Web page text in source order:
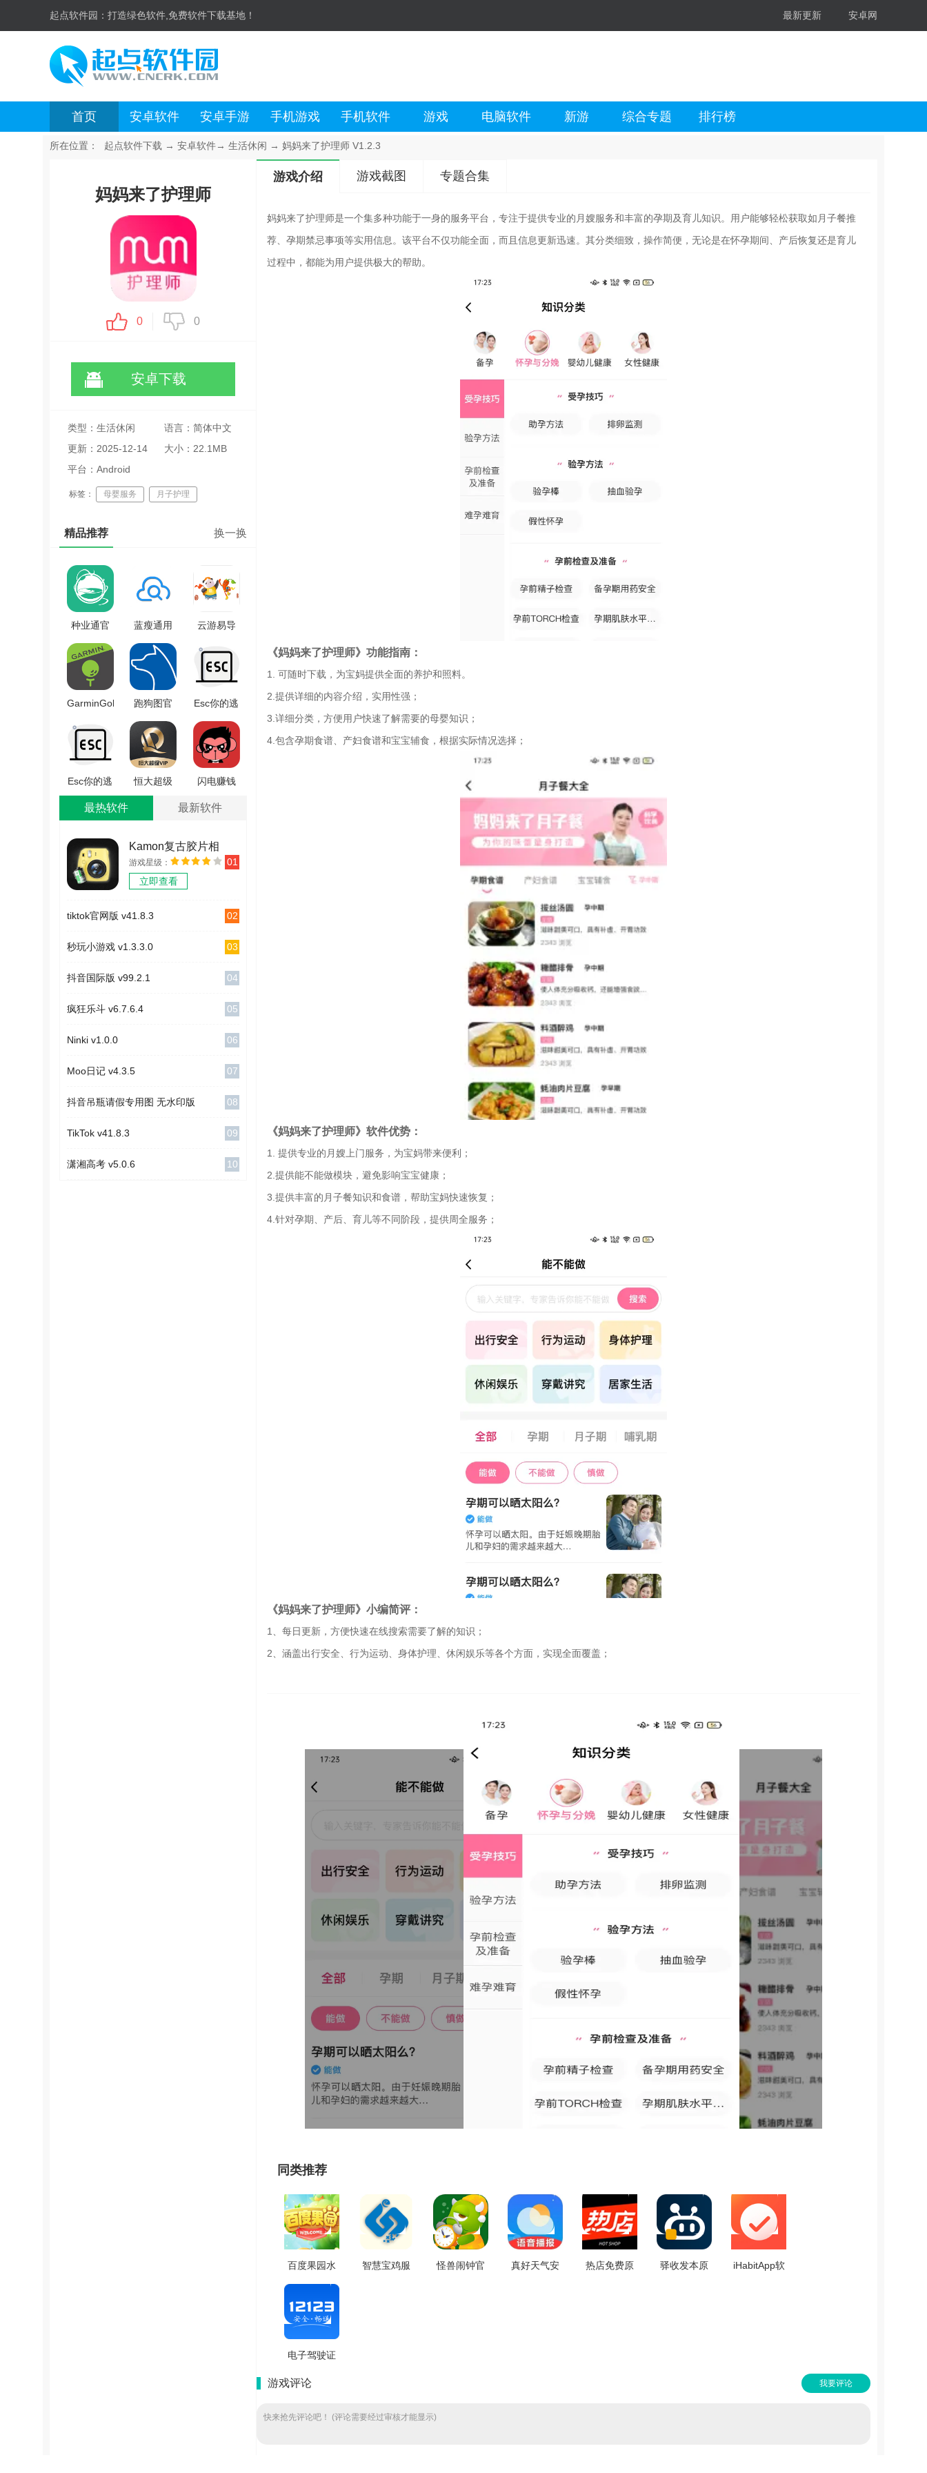
起点软件园： 打造绿色软件,免费软件下载基地！ 最新更新 安卓网
首页 安卓软件 安卓手游 手机游戏 手机软件 游戏 电脑软件 新游 综合专题 排行榜
所在位置： 起点软件下载 → 安卓软件→ 生活休闲 → 妈妈来了护理师 V1.2.3
妈妈来了护理师
0 0
安卓下载
类型：生活休闲
语言：简体中文
更新：2025-12-14
11:32:22
大小：22.1MB
平台：Android
标签： 母婴服务 月子护理
精品推荐 换一换
种业通官
方版
V2.1.2
蓝瘦通用
版 V1.0.0
云游易导
v1.0
GarminGolf
版 v3.4.1
跑狗图官
方版
V1.2.5
Esc你的逃
跑神器vivo
版 V1.3
Esc你的逃
跑神器最
新版 v1.3
恒大超级
VIP直装版
闪电赚钱
最热软件 最新软件
Kamon复古胶片相
机 v2.2.2
游戏星级：
立即查看
01
tiktok官网版 v41.8.3 02
秒玩小游戏 v1.3.3.0 03
抖音国际版 v99.2.1 04
疯狂乐斗 v6.7.6.4 05
Ninki v1.0.0 06
Moo日记 v4.3.5 07
抖音吊瓶请假专用图 无水印版 08
TikTok v41.8.3 09
潇湘高考 v5.0.6 10
游戏介绍 游戏截图 专题合集
妈妈来了护理师是一个集多种功能于一身的服务平台，专注于提供专业的月嫂服务和丰富的孕期及育儿知识。用户能够轻松获取如月子餐推
荐、孕期禁忌事项等实用信息。该平台不仅功能全面，而且信息更新迅速。其分类细致，操作简便，无论是在怀孕期间、产后恢复还是育儿
过程中，都能为用户提供极大的帮助。
《妈妈来了护理师》功能指南：
1. 可随时下载，为宝妈提供全面的养护和照料。
2.提供详细的内容介绍，实用性强；
3.详细分类，方便用户快速了解需要的母婴知识；
4.包含孕期食谱、产妇食谱和宝宝辅食，根据实际情况选择；
《妈妈来了护理师》软件优势：
1. 提供专业的月嫂上门服务，为宝妈带来便利；
2.提供能不能做模块，避免影响宝宝健康；
3.提供丰富的月子餐知识和食谱，帮助宝妈快速恢复；
4.针对孕期、产后、育儿等不同阶段，提供周全服务；
《妈妈来了护理师》小编简评：
1、每日更新，方便快速在线搜索需要了解的知识；
2、涵盖出行安全、行为运动、身体护理、休闲娱乐等各个方面，实现全面覆盖；
同类推荐
百度果园水
果软件最新
免费版
V13.5.0.10
智慧宝鸡服
怪兽闹钟官
真好天气安
热店免费原
驿收发本原
iHabitApp软
电子驾驶证
V2.7.4
游戏评论 我要评论
快来抢先评论吧！ (评论需要经过审核才能显示)